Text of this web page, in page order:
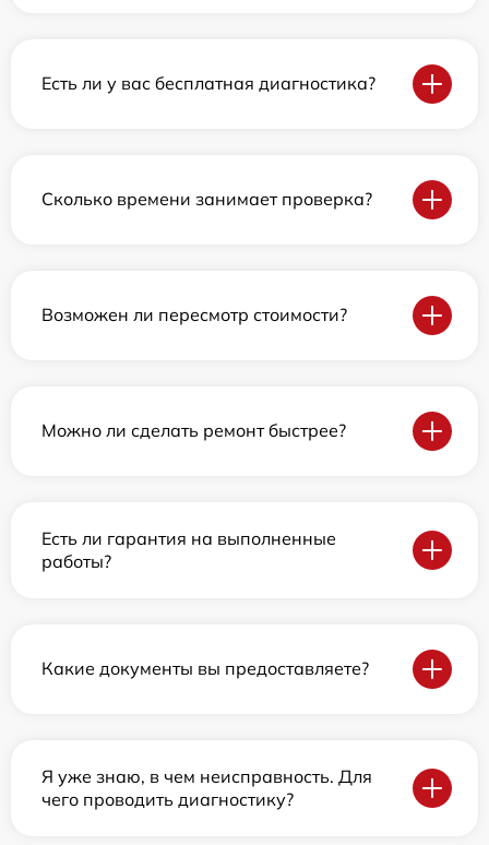
Есть ли у вас бесплатная диагностика?
Сколько времени занимает проверка?
Возможен ли пересмотр стоимости?
Можно ли сделать ремонт быстрее?
Есть ли гарантия на выполненные
работы?
Какие документы вы предоставляете?
Я уже знаю, в чем неисправность. Для
чего проводить диагностику?